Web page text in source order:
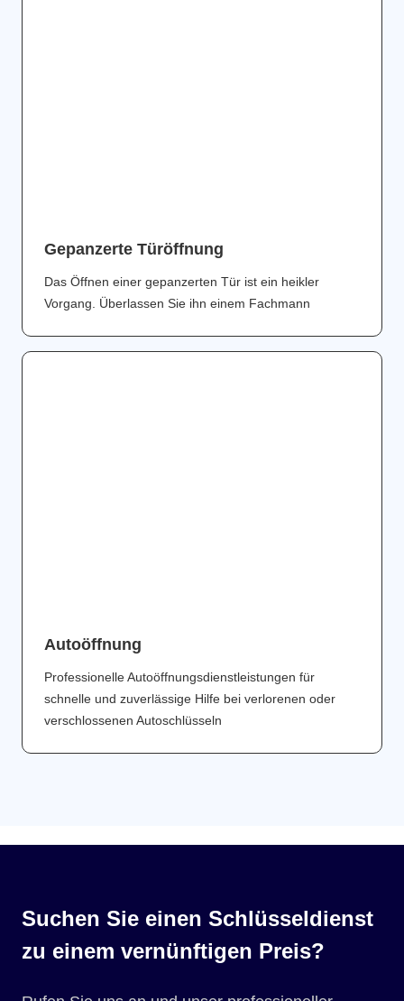
Gepanzerte Türöffnung
Das Öffnen einer gepanzerten Tür ist ein heikler
Vorgang. Überlassen Sie ihn einem Fachmann
Аutoöffnung
Professionelle Autoöffnungsdienstleistungen für
schnelle und zuverlässige Hilfe bei verlorenen oder
verschlossenen Autoschlüsseln
Suchen Sie einen Schlüsseldienst
zu einem vernünftigen Preis?